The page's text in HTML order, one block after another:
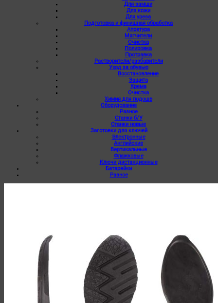
Для замши
Для кожи
Для уреза
Подготовка и финишная обработка
Апретура
Мягчители
Очистка
Полировка
Протравка
Растворители/разбавители
Уход за обувью
Восстановление
Защита
Крема
Очистка
Химия для подошв
Оборудование
Разное
Станки б/У
Станки новые
Заготовки для ключей
Электронные
Английские
Вертикальные
Флажковые
Ключи дистанционные
Батарейки
Разное